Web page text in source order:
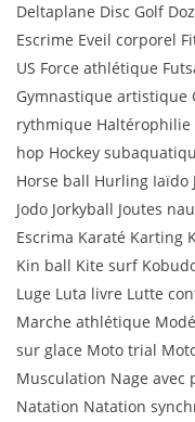
Deltaplane Disc Golf
Escrime Eveil corporel
US Force athlétique
Gymnastique artistique
rythmique
hop Hockey
Horse ball Hurling Iaïdo
Jodo Jorkyball Joutes
Escrima Karaté Karting
Kin ball Kite surf
Luge Luta livre Lutte
Marche athlétique
sur glace Moto trial
Musculation Nage avec
Natation Natation